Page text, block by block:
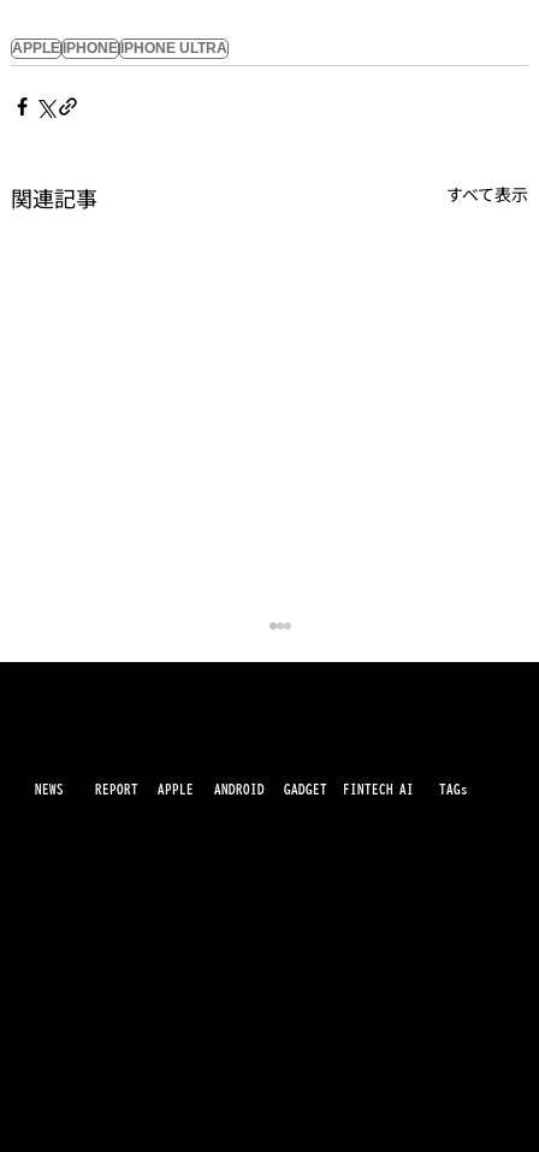
APPLEIPHONEIPHONE ULTRA
関連記事 すべて表示
NEWS REPORT APPLE ANDROID GADGET FINTECH AI TAGs